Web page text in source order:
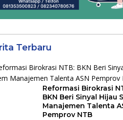
Terbaru
Reformasi Birokrasi
BKN Beri Sinyal Hijau
Manajemen Talenta
Pemprov NTB